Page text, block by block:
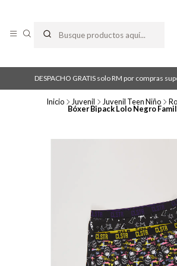
DESPACHO GRATIS solo RM por compras
Inicio Juvenil Juvenil Teen Niño
Bóxer Bipack Lolo Negro